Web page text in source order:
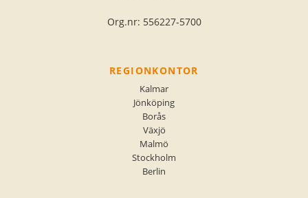
Org.nr: 556227-5700
REGIONKONTOR
Kalmar
Jönköping
Borås
Växjö
Malmö
Stockholm
Berlin